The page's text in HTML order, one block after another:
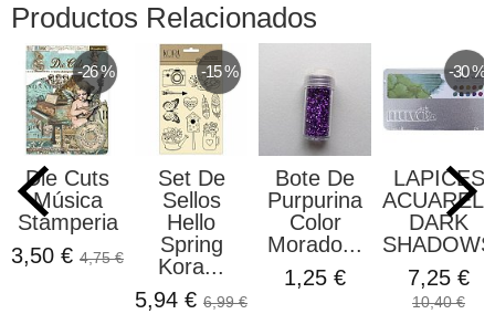
Productos Relacionados
-26 %
Die Cuts
Música
Stamperia
3,50 € 4,75 €
-15 %
Set De
Sellos
Hello
Spring
Kora...
5,94 € 6,99 €
Bote De
Purpurina
Color
Morado...
1,25 €
-30 %
LAPICES
DARK
7,25 €
10,40 €